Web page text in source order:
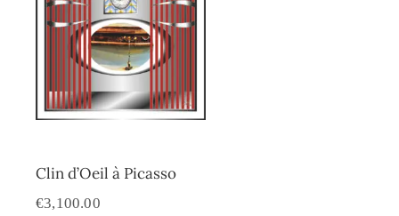
Clin d’Oeil à Picasso
€3,100.00